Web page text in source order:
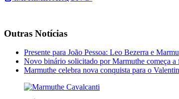
Outras Notícias
Presente para João Pessoa: Leo Bezerra e
Novo binário solicitado por Marmuthe começa a
Marmuthe celebra nova conquista para o